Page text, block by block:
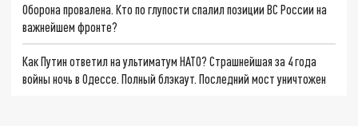
Оборона провалена. Кто по глупости спалил позиции ВС России на
важнейшем фронте?
Как Путин ответил на ультиматум НАТО? Страшнейшая за 4 года
войны ночь в Одессе. Полный блэкаут. Последний мост уничтожен